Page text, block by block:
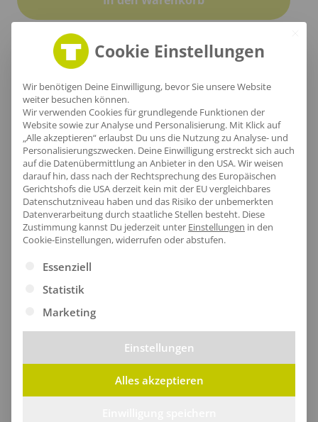
Produktinfo
Artikel-Nr.:NE61005
Geschlecht:Herren
Armlänge:Kurzarm
Obermaterial:100% Baumwolle
Grammatur:155 g/m²
erlaubt|Trockner geeignet
Zertifikate: Oeko-Tex 100|SA8000|Faire
Arbeitsbedingungen|EU Ecolabel|Fairtrade-
zertifizierte Baumwolle|Bio-Baumwolle
Größentabelle
Cookie Einstellungen
Wir benötigen Deine Einwilligung, bevor Sie unsere Website
weiter besuchen können.
Wir verwenden Cookies für grundlegende Funktionen der
Website sowie zur Analyse und Personalisierung. Mit Klick auf
„Alle akzeptieren“ erlaubst Du uns die Nutzung zu Analyse- und
Personalisierungszwecken. Deine Einwilligung erstreckt sich auch
auf die Datenübermittlung an Anbieter in den USA. Wir weisen
darauf hin, dass nach der Rechtsprechung des Europäischen
Gerichtshofs die USA derzeit kein mit der EU vergleichbares
Datenschutzniveau haben und das Risiko der unbemerkten
Datenverarbeitung durch staatliche Stellen besteht. Diese
Zustimmung kannst Du jederzeit unter Einstellungen in den
Cookie-Einstellungen, widerrufen oder abstufen.
Es folgt eine Liste der Service-Gruppen, für die eine
Essenziell
Statistik
Marketing
Einstellungen
Alles akzeptieren